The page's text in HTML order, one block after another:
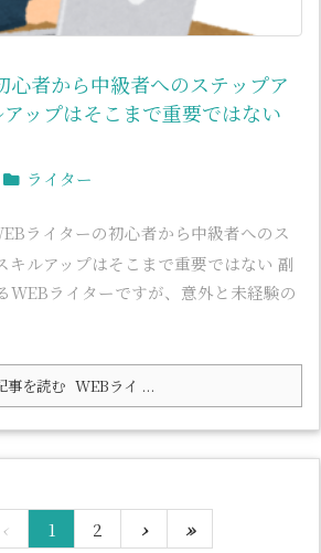
心者から中級者へのステップア
ップはそこまで重要ではない
ライター
ライターの初心者から中級者へのス
キルアップはそこまで重要ではない 副
WEBライターですが、意外と未経験の
事を読む WEBライ ...
‹ 1 2 › »